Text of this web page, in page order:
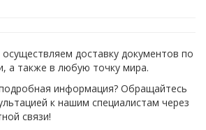
доставку документов по
а также в любую точку мира.
информация? Обращайтесь
к нашим специалистам через
связи!